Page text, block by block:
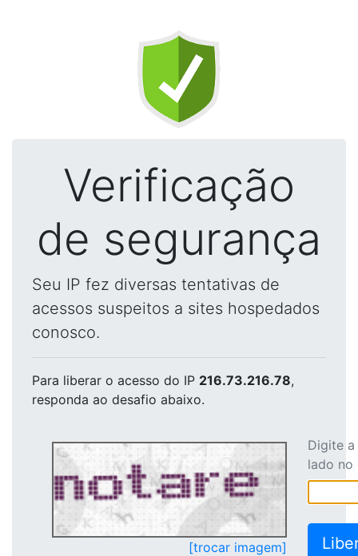
Verificação
de segurança
Seu IP fez diversas tentativas de
acessos suspeitos a sites hospedados
conosco.
Para liberar o acesso do IP 216.73.216.78,
responda ao desafio abaixo.
[trocar imagem]
Digite
lado no